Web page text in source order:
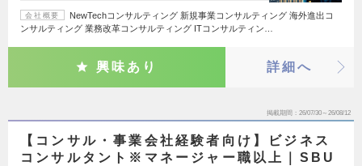
会社概要
NewTechコンサルティング 新規事業コンサルティング 海外進出コ
ンサルティング 業務改革コンサルティング ITコンサルティン…
興味あり 詳細へ
掲載期間 26/07/30～26/08/12
【コンサル・事業会社経験者向け】ビジネス
コンサルタント※マネージャー職以上｜SBU